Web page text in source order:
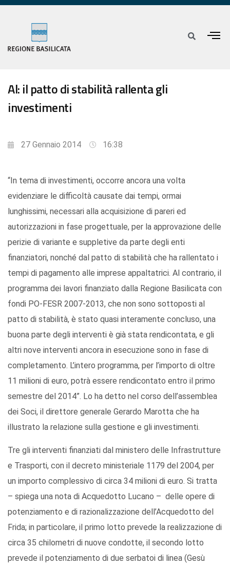
Al: il patto di stabilità rallenta gli
investimenti
27 Gennaio 2014 16:38
“In tema di investimenti, occorre ancora una volta
evidenziare le difficoltà causate dai tempi, ormai
lunghissimi, necessari alla acquisizione di pareri ed
autorizzazioni in fase progettuale, per la approvazione delle
perizie di variante e suppletive da parte degli enti
finanziatori, nonché dal patto di stabilità che ha rallentato i
tempi di pagamento alle imprese appaltatrici. Al contrario, il
programma dei lavori finanziato dalla Regione Basilicata con
fondi PO-FESR 2007-2013, che non sono sottoposti al
patto di stabilità, è stato quasi interamente concluso, una
buona parte degli interventi è già stata rendicontata, e gli
altri nove interventi ancora in esecuzione sono in fase di
completamento. L’intero programma, per l’importo di oltre
11 milioni di euro, potrà essere rendicontato entro il primo
semestre del 2014”. Lo ha detto nel corso dell’assemblea
dei Soci, il direttore generale Gerardo Marotta che ha
illustrato la relazione sulla gestione e gli investimenti.
Tre gli interventi finanziati dal ministero delle Infrastrutture
e Trasporti, con il decreto ministeriale 1179 del 2004, per
un importo complessivo di circa 34 milioni di euro. Si tratta
– spiega una nota di Acquedotto Lucano – delle opere di
potenziamento e di razionalizzazione dell’Acquedotto del
Frida; in particolare, il primo lotto prevede la realizzazione di
circa 35 chilometri di nuove condotte, il secondo lotto
prevede il potenziamento di due serbatoi di linea (Gesù